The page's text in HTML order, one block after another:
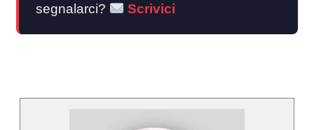
segnalarci?
Scrivici